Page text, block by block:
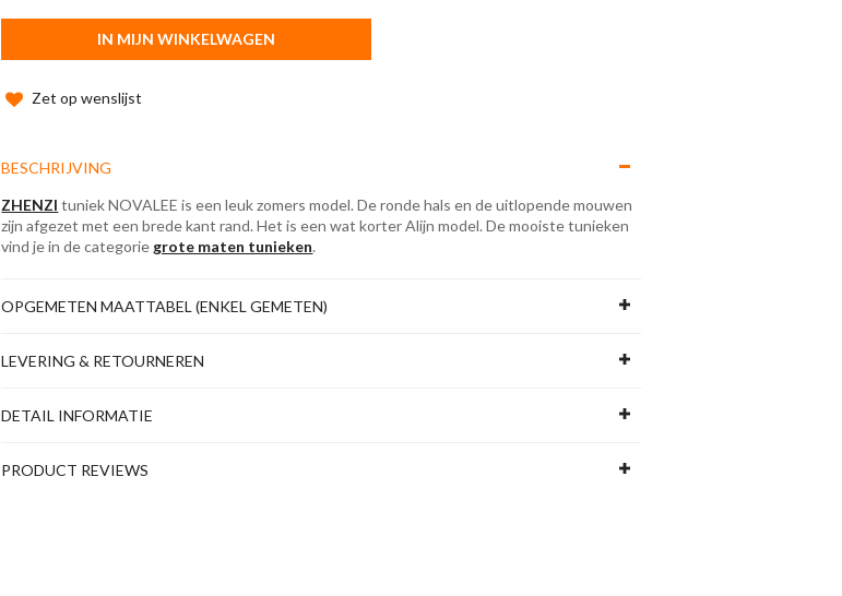
IN MIJN WINKELWAGEN
Zet op wenslijst
BESCHRIJVING
ZHENZI tuniek NOVALEE is een leuk zomers model. De ronde hals en de uitlopende mouwen
zijn afgezet met een brede kant rand. Het is een wat korter Alijn model. De mooiste tunieken
vind je in de categorie grote maten tunieken.
OPGEMETEN MAATTABEL (ENKEL GEMETEN)
LEVERING & RETOURNEREN
DETAIL INFORMATIE
PRODUCT REVIEWS